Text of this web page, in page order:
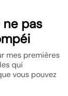
pas
mes premières
qui
vous pouvez